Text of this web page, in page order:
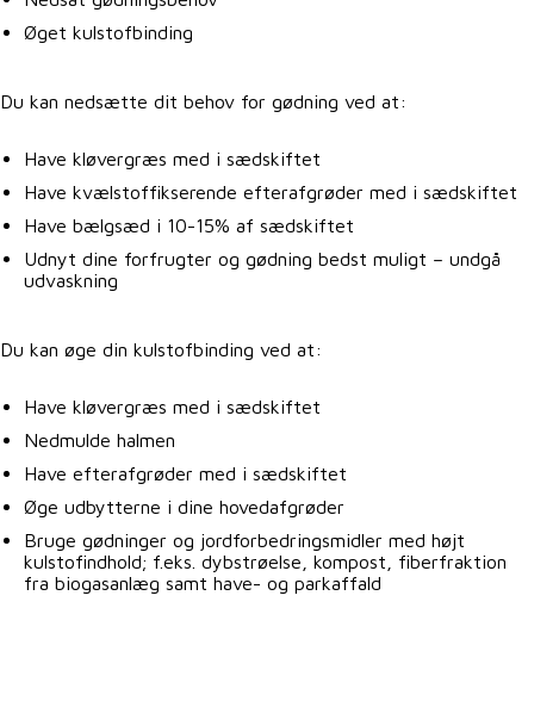
Øget kulstofbinding
Du kan nedsætte dit behov for gødning ved at:
Have kløvergræs med i sædskiftet
Have kvælstoffikserende efterafgrøder med i sædskiftet
Have bælgsæd i 10-15% af sædskiftet
Udnyt dine forfrugter og gødning bedst muligt – undgå
udvaskning
Du kan øge din kulstofbinding ved at:
Have kløvergræs med i sædskiftet
Nedmulde halmen
Have efterafgrøder med i sædskiftet
Øge udbytterne i dine hovedafgrøder
Bruge gødninger og jordforbedringsmidler med højt
kulstofindhold; f.eks. dybstrøelse, kompost, fiberfraktion
fra biogasanlæg samt have- og parkaffald